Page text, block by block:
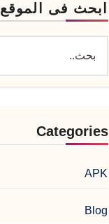
ابحث فى الموقع
Categories
APK
Blog